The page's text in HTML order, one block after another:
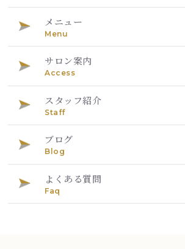
メニュー
Menu
サロン案内
Access
スタッフ紹介
Staff
ブログ
Blog
よくある質問
Faq